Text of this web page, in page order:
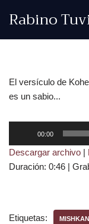
Rabino
El versículo de
es un sabio...
p
r
u
00:00
Descargar archivo |
Duración: 0:46 |
Etiquetas: MISHKAN